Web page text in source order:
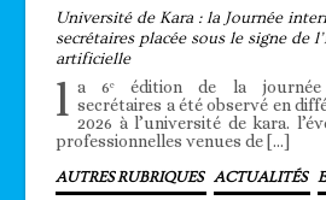
Université de Kara : la Journée
secrétaires placée sous le signe de
artificielle
l a 6ᵉ édition de la journée
secrétaires a été observé en
2026 à l’université de kara.
professionnelles venues de […]
AUTRES RUBRIQUES ACTUALITÉS